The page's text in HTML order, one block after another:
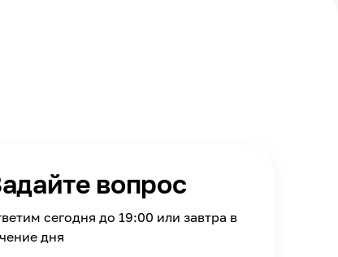
вопрос
сегодня до 19:00 или завтра в
дня